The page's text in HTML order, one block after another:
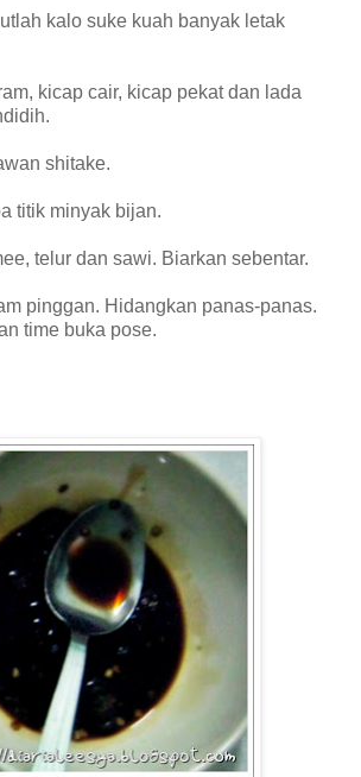
kalo suke kuah banyak letak
kicap cair, kicap pekat dan lada
shitake.
titik minyak bijan.
telur dan sawi. Biarkan sebentar.
pinggan. Hidangkan panas-panas.
time buka pose.